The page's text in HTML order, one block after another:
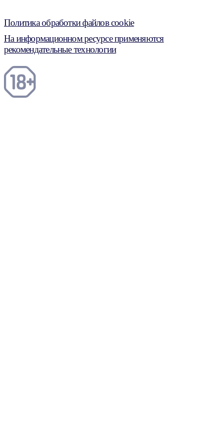
Политика обработки файлов cookie
На информационном ресурсе применяются
рекомендательные технологии